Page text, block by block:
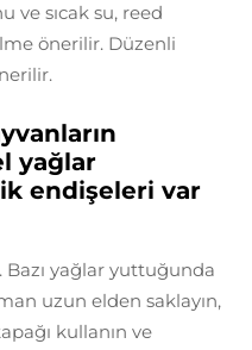
ve sıcak su, reed
önerilir. Düzenli
yağlar
endişeleri var
yağlar yuttuğunda
uzun elden saklayın,
kullanın ve